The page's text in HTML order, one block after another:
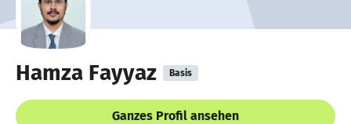
Hamza Fayyaz Basis
Ganzes Profil ansehen